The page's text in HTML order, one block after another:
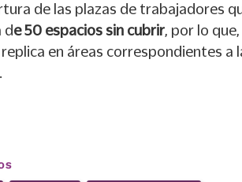
de las plazas de trabajadores
de 50 espacios sin cubrir, por lo
en áreas correspondientes a